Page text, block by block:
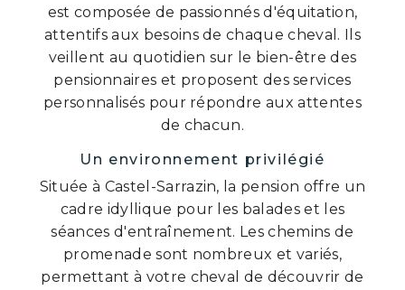
est composée de passionnés d'équitation,
attentifs aux besoins de chaque cheval. Ils
veillent au quotidien sur le bien-être des
pensionnaires et proposent des services
personnalisés pour répondre aux attentes
de chacun.
Un environnement privilégié
Située à Castel-Sarrazin, la pension offre un
cadre idyllique pour les balades et les
séances d'entraînement. Les chemins de
promenade sont nombreux et variés,
permettant à votre cheval de découvrir de